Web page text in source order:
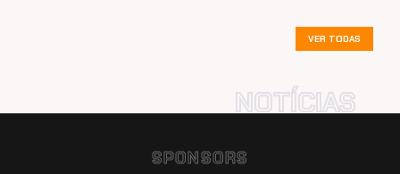
VER TODAS
SPONSORS